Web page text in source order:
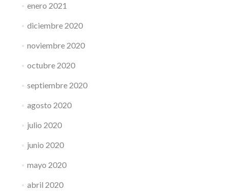
enero 2021
diciembre 2020
noviembre 2020
octubre 2020
septiembre 2020
agosto 2020
julio 2020
junio 2020
mayo 2020
abril 2020